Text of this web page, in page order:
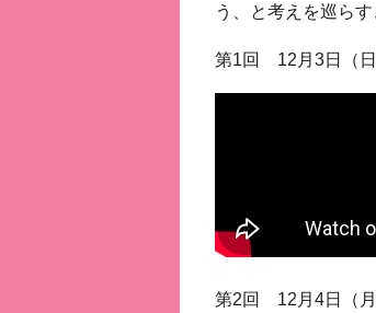
う、と考えを巡ら
第1回 12月3日（
第2回 12月4日（